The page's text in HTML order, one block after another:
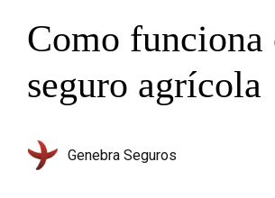
Como funciona
seguro agrícola
Genebra Seguros